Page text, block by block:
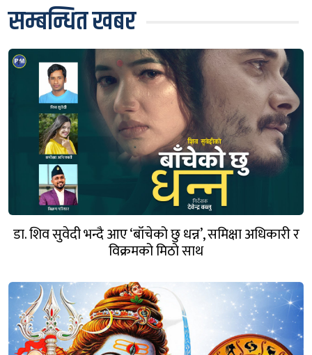
सम्बन्धित खबर
डा. शिव सुवेदी भन्दै आए ‘बाँचेको छु धन्न’, समिक्षा अधिकारी र
विक्रमको मिठो साथ